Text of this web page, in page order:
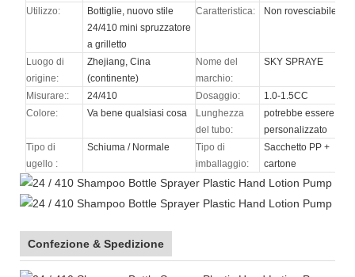
Utilizzo:
Bottiglie, nuovo stile
24/410 mini spruzzatore
a grilletto
Caratteristica: Non rovesciabile
Luogo di
origine:
Zhejiang, Cina
(continente)
Nome del
marchio:
SKY SPRAYE
Misurare:: 24/410 Dosaggio:
1.0-1.5CC
Colore:
Va bene qualsiasi cosa
Lunghezza
del tubo:
potrebbe essere
personalizzato
Tipo di
ugello :
Schiuma / Normale
Tipo di
imballaggio:
Sacchetto PP +
cartone
Confezione & Spedizione